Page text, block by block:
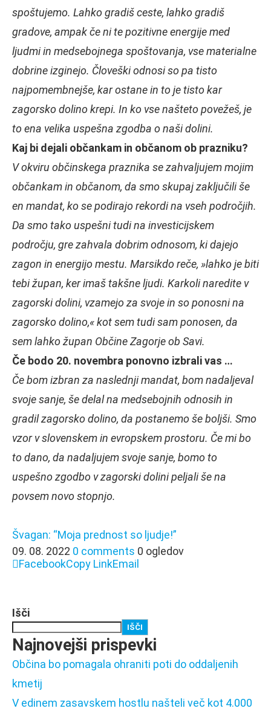
spoštujemo. Lahko gradiš ceste, lahko gradiš
gradove, ampak če ni te pozitivne energije med
ljudmi in medsebojnega spoštovanja, vse materialne
dobrine izginejo. Človeški odnosi so pa tisto
najpomembnejše, kar ostane in to je tisto kar
zagorsko dolino krepi. In ko vse našteto povežeš, je
to ena velika uspešna zgodba o naši dolini.
Kaj bi dejali občankam in občanom ob prazniku?
V okviru občinskega praznika se zahvaljujem mojim
občankam in občanom, da smo skupaj zaključili še
en mandat, ko se podirajo rekordi na vseh področjih.
Da smo tako uspešni tudi na investicijskem
področju, gre zahvala dobrim odnosom, ki dajejo
zagon in energijo mestu. Marsikdo reče, »lahko je biti
tebi župan, ker imaš takšne ljudi. Karkoli naredite v
zagorski dolini, vzamejo za svoje in so ponosni na
zagorsko dolino,« kot sem tudi sam ponosen, da
sem lahko župan Občine Zagorje ob Savi.
Če bodo 20. novembra ponovno izbrali vas …
Če bom izbran za naslednji mandat, bom nadaljeval
svoje sanje, še delal na medsebojnih odnosih in
gradil zagorsko dolino, da postanemo še boljši. Smo
vzor v slovenskem in evropskem prostoru. Če mi bo
to dano, da nadaljujem svoje sanje, bomo to
uspešno zgodbo v zagorski dolini peljali še na
povsem novo stopnjo.
Švagan: “Moja prednost so ljudje!”
09. 08. 2022 0 comments 0 ogledov
FacebookCopy LinkEmail
Išči
IŠČI
Najnovejši prispevki
Občina bo pomagala ohraniti poti do oddaljenih
kmetij
V edinem zasavskem hostlu našteli več kot 4.000